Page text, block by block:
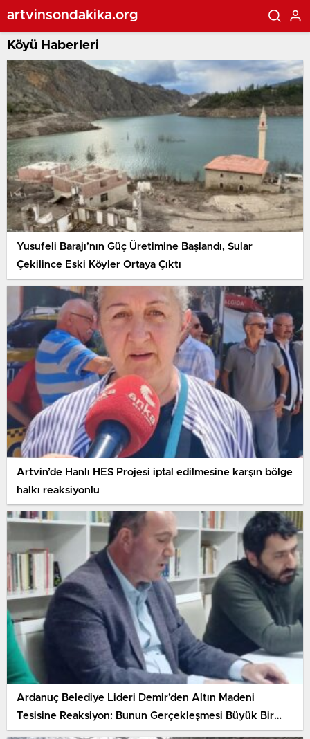
artvinsondakika.org
Köyü Haberleri
Yusufeli Barajı’nın Güç Üretimine Başlandı, Sular
Çekilince Eski Köyler Ortaya Çıktı
Artvin’de Hanlı HES Projesi iptal edilmesine karşın bölge
halkı reaksiyonlu
Ardanuç Belediye Lideri Demir’den Altın Madeni
Tesisine Reaksiyon: Bunun Gerçekleşmesi Büyük Bir
Felaket Olacaktır